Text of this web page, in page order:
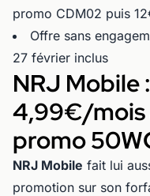
promo CDM02 puis
Offre sans
27 février inclus
NRJ Mobile
4,99€/mois
promo
NRJ Mobile fait lui
promotion sur son